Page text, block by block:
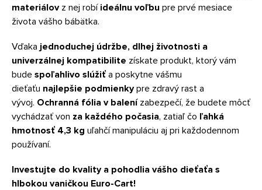
materiálov z nej robí ideálnu voľbu pre prvé mesiace
života vášho bábätka.
Vďaka jednoduchej údržbe, dlhej životnosti a
univerzálnej kompatibilite získate produkt, ktorý vám
bude spoľahlivo slúžiť a poskytne vášmu
dieťaťu najlepšie podmienky pre zdravý rast a
vývoj. Ochranná fólia v balení zabezpečí, že budete môcť
vychádzať von za každého počasia, zatiaľ čo ľahká
hmotnosť 4,3 kg uľahčí manipuláciu aj pri každodennom
používaní.
Investujte do kvality a pohodlia vášho dieťaťa s
hlbokou vaničkou Euro-Cart!